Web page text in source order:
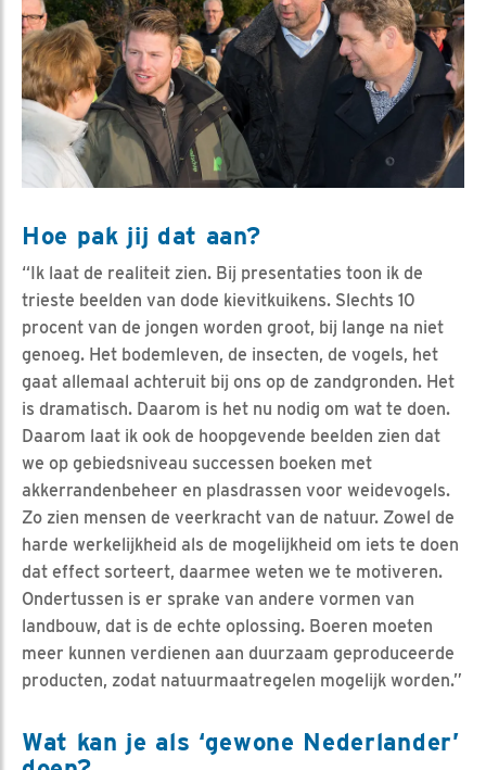
Hoe pak jij dat aan?
“Ik laat de realiteit zien. Bij presentaties toon ik de
trieste beelden van dode kievitkuikens. Slechts 10
procent van de jongen worden groot, bij lange na niet
genoeg. Het bodemleven, de insecten, de vogels, het
gaat allemaal achteruit bij ons op de zandgronden. Het
is dramatisch. Daarom is het nu nodig om wat te doen.
Daarom laat ik ook de hoopgevende beelden zien dat
we op gebiedsniveau successen boeken met
akkerrandenbeheer en plasdrassen voor weidevogels.
Zo zien mensen de veerkracht van de natuur. Zowel de
harde werkelijkheid als de mogelijkheid om iets te doen
dat effect sorteert, daarmee weten we te motiveren.
Ondertussen is er sprake van andere vormen van
landbouw, dat is de echte oplossing. Boeren moeten
meer kunnen verdienen aan duurzaam geproduceerde
producten, zodat natuurmaatregelen mogelijk worden.”
Wat kan je als ‘gewone Nederlander’